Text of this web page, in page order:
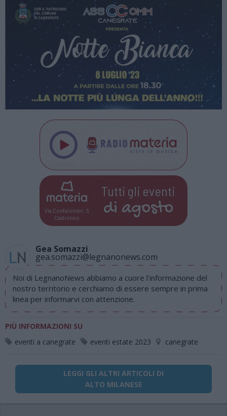
Via Confalonieri, 5
Castronno
Tutti gli eventi
di agosto
Gea Somazzi
gea.somazzi@legnanonews.com
Noi di LegnanoNews abbiamo a cuore l'informazione del
nostro territorio e cerchiamo di essere sempre in prima
linea per informarvi con attenzione.
PIÙ INFORMAZIONI SU
eventi a canegrate
eventi estate 2023 canegrate
LEGGI GLI ALTRI ARTICOLI DI
ALTO MILANESE